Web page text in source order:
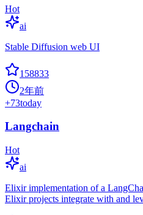
Hot
ai
Stable Diffusion web UI
158833
2年前
+73today
Langchain
Hot
ai
Elixir implementation of a
Elixir projects integrate with and